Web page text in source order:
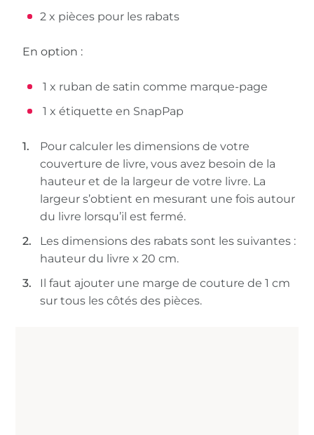
2 x pièces pour les rabats
En option :
1 x ruban de satin comme marque-page
1 x étiquette en SnapPap
Pour calculer les dimensions de votre
couverture de livre, vous avez besoin de la
hauteur et de la largeur de votre livre. La
largeur s’obtient en mesurant une fois autour
du livre lorsqu’il est fermé.
Les dimensions des rabats sont les suivantes :
hauteur du livre x 20 cm.
Il faut ajouter une marge de couture de 1 cm
sur tous les côtés des pièces.